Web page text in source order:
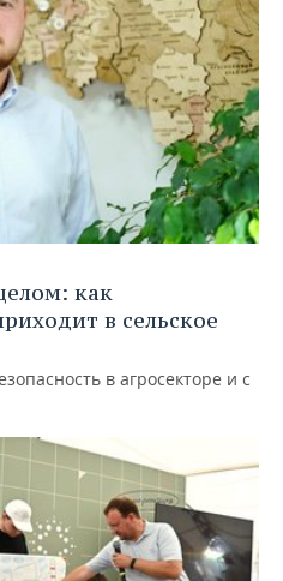
как
в сельское
в агросекторе и с